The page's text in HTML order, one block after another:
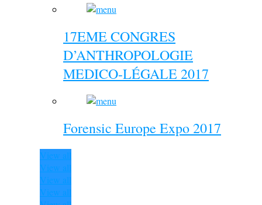
17EME CONGRES
D’ANTHROPOLOGIE
MEDICO-LÉGALE 2017
Forensic Europe Expo 2017
View all
View all
View all
View all